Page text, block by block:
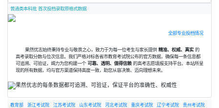
普通类本科批 首次投档录取原格式数据
全部专业投档情况
果然优志始终秉持专业与敬畏之心，致力于为每一位考生与家长提供 精准、权威、真实的
高考录取分数与位次信息。我们严格对标各省市教育考试院公布的官方数据，确保每一条信息都
可追溯、可验证，竭力为您构建一个 可靠、透明、值得信赖 的高考志愿填报支持平台。本站所呈
现的所有数据，均与官方渠道保持高度一致，助您从容决策、迈向理想未来。
教育部 浙江考试院 江苏考试院 山东考试院 河北考试院 重庆考试院 辽宁考试院
贵州考试院